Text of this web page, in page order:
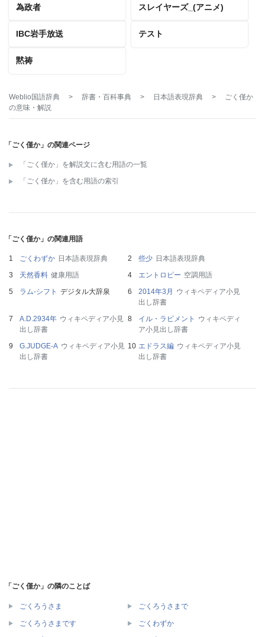
為政者 スレイヤーズ_(アニメ)
IBC岩手放送 テスト
黙祷
Weblio国語辞典 > 辞書・百科事典 > 日本語表現辞典 >
ごく僅か
の意味・解説
「ごく僅か」の関連ページ
「ごく僅か」を解説文に含む用語の一覧
「ごく僅か」を含む用語の索引
「ごく僅か」の関連用語
ごくわずか 日本語表現辞典 些少 日本語表現辞典
天然香料 健康用語 エントロピー 空調用語
ラム‐シフト デジタル大辞泉 2014年3月
ウィキペディア小見
出し辞書
A.D.2934年 ウィキペディア小見
出し辞書
イル・ラピメント
ウィキペディ
ア小見出し辞書
G.JUDGE-A ウィキペディア小見
出し辞書
エドラス編 ウィキペディア小見
出し辞書
「ごく僅か」の隣のことば
ごくろうさま ごくろうさまで
ごくろうさまです ごくわずか